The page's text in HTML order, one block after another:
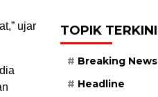
ujar
TOPIK TERKINI
Breaking News
Headline